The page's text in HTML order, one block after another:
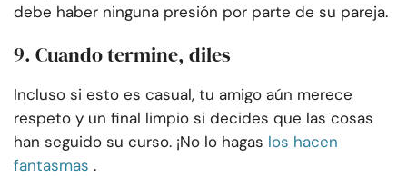
debe haber ninguna presión por parte de su pareja.
9. Cuando termine, diles
Incluso si esto es casual, tu amigo aún merece
respeto y un final limpio si decides que las cosas
han seguido su curso. ¡No lo hagas los hacen
fantasmas .